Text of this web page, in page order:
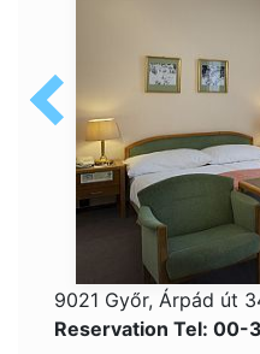
9021 Győr, Árpád út
Reservation Tel: